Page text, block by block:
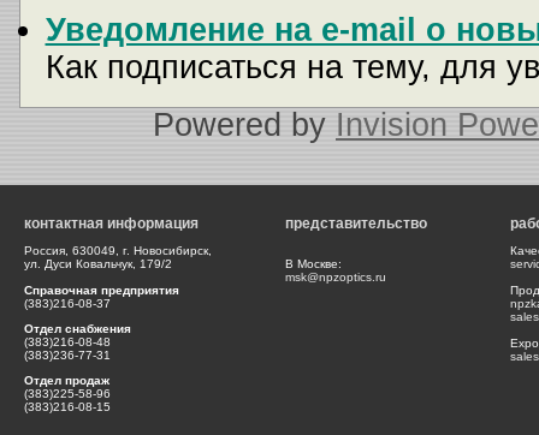
Уведомление на e-mail о
Как подписаться на тему, для
Powered by Invision
контактная информация
Россия, 630049, г. Новосибирск,
ул. Дуси Ковальчук, 179/2
Справочная предприятия
(383)216-08-37
Отдел снабжения
(383)216-08-48
(383)236-77-31
Отдел продаж
(383)225-58-96
(383)216-08-15
представительство
В Москве:
msk@npzoptics.ru